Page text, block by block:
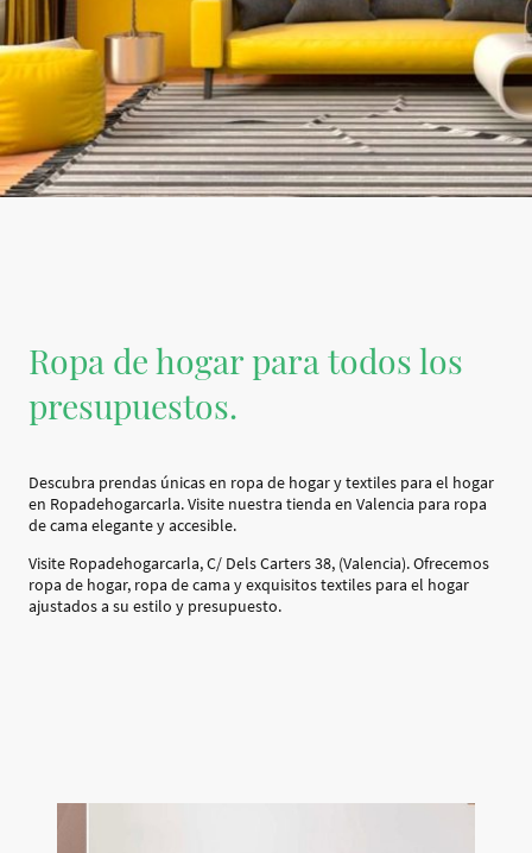
Ropa de hogar para todos los
presupuestos.
Descubra prendas únicas en ropa de hogar y textiles para el hogar
en Ropadehogarcarla. Visite nuestra tienda en Valencia para ropa
de cama elegante y accesible.
Visite Ropadehogarcarla, C/ Dels Carters 38, (Valencia). Ofrecemos
ropa de hogar, ropa de cama y exquisitos textiles para el hogar
ajustados a su estilo y presupuesto.